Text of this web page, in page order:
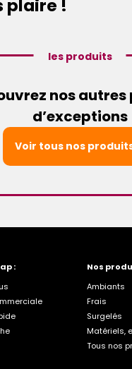
plaire !
les produits
nos
d’exceptions
Voir tous nos
:
Nos
Ambiants
Frais
Surgelés
Matériels,
Tous nos